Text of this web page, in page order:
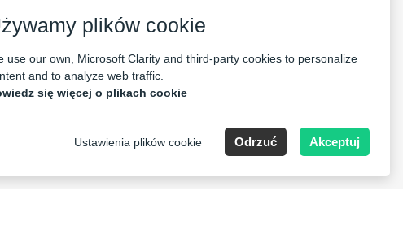
plików cookie
use our own, Microsoft Clarity and third-party cookies to personalize
and to analyze web traffic.
się więcej o plikach cookie
Ustawienia plików cookie Odrzuć Akceptuj